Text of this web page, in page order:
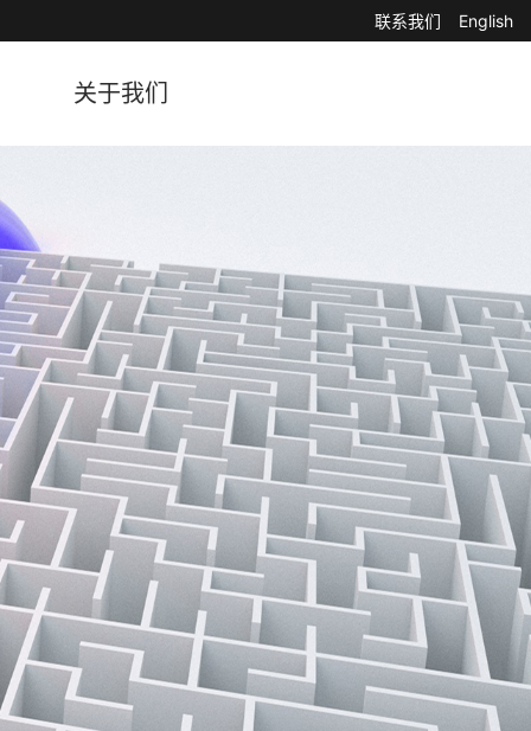
联系我们 English
关于我们